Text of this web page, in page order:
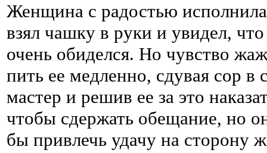
Женщина с радостью
взял чашку в руки и увидел,
очень обиделся. Но чувство
пить ее медленно, сдувая сор в
мастер и решив ее за это
чтобы сдержать обещание, но
бы привлечь удачу на сторону